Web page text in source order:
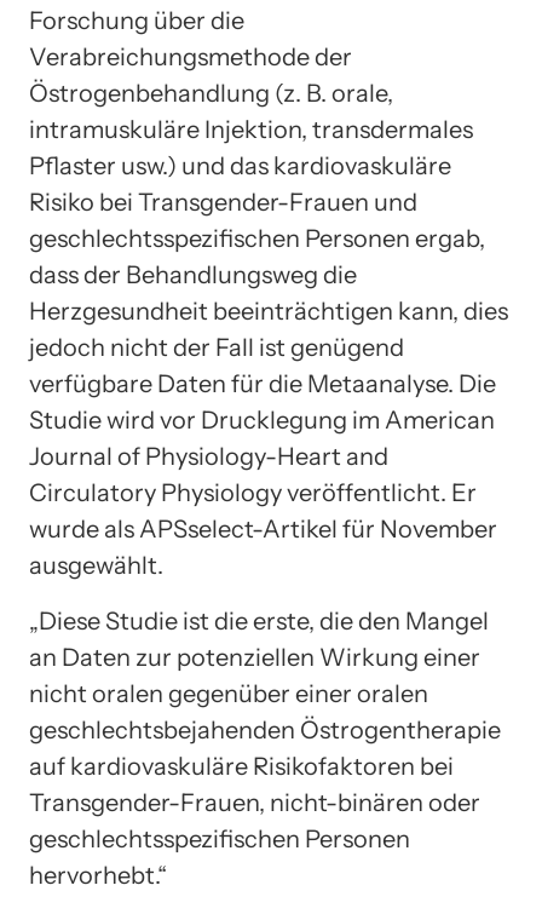
Forschung über die
Verabreichungsmethode der
Östrogenbehandlung (z. B. orale,
intramuskuläre Injektion, transdermales
Pflaster usw.) und das kardiovaskuläre
Risiko bei Transgender-Frauen und
geschlechtsspezifischen Personen ergab,
dass der Behandlungsweg die
Herzgesundheit beeinträchtigen kann, dies
jedoch nicht der Fall ist genügend
verfügbare Daten für die Metaanalyse. Die
Studie wird vor Drucklegung im American
Journal of Physiology-Heart and
Circulatory Physiology veröffentlicht. Er
wurde als APSselect-Artikel für November
ausgewählt.
„Diese Studie ist die erste, die den Mangel
an Daten zur potenziellen Wirkung einer
nicht oralen gegenüber einer oralen
geschlechtsbejahenden Östrogentherapie
auf kardiovaskuläre Risikofaktoren bei
Transgender-Frauen, nicht-binären oder
geschlechtsspezifischen Personen
hervorhebt.“